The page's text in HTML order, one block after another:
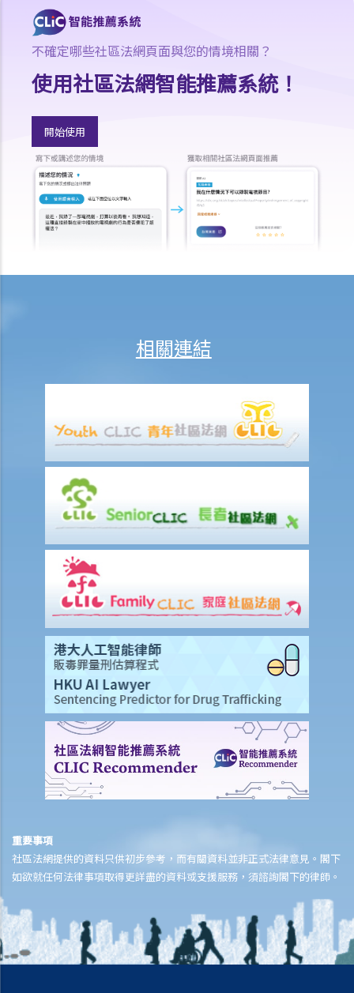
I. 在藥物影響下駕駛汽車
a. 在指明毒品影響下駕駛汽車而未能妥當控制（《道路交通條例》（第
374章）第39J條）
b. 在體內含有任何濃度的指明毒品下駕駛汽車（《道路交通條例》（第
374章）第39K條）
c. 在非指明藥物影響下駕駛汽車而未能妥當控制（《道路交通條例》
（第374章）第39L條）
d.《道路交通條例》（第374章）第39J、39K及39L條罪行比較表
1. 司機可否拒絕接受檢查或拒絕提供血液／尿液樣本？
2. 我在前一天使用過大麻，翌日被警方截停時，藥效已退，但藥物測試
1. 對於未被列為《危險藥物條例》（第134章）下危險藥物、但屬第1部
C. 非法銷售第1部毒藥
與另類吸煙產品有關的其他罪行
A. 吸煙與吸煙行為
B. 在公眾地方吸煙
執法及罪行的懲處
A. 沒收金錢、財產或物件（《危險藥物條例》第56條）
B. 送往戒毒治療中心的羈留令（《戒毒所條例》第4條）
不確定哪些社區法網頁面與您的情境相關？
使用社區法網智能推薦系統！
開始使用
相關連結
重要事項
社區法網提供的資料只供初步參考，而有關資料並非正式法律意見。閣下
如欲就任何法律事項取得更詳盡的資料或支援服務，須諮詢閣下的律師。